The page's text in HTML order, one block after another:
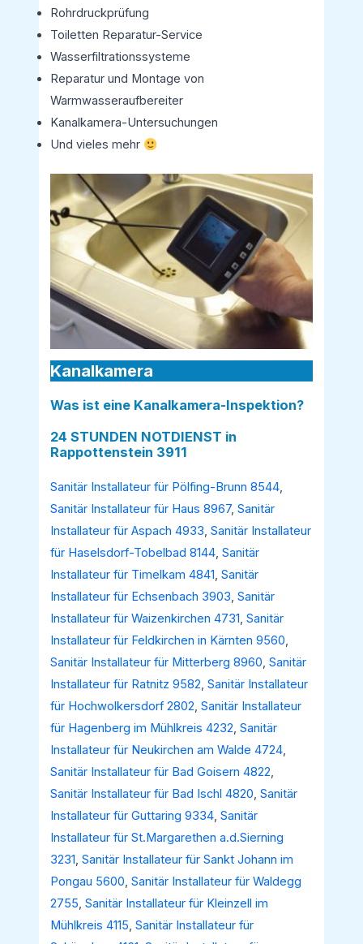
Rohrdruckprüfung
Toiletten Reparatur-Service
Wasserfiltrationssysteme
Reparatur und Montage von
Warmwasseraufbereiter
Kanalkamera-Untersuchungen
Und vieles mehr
Kanalkamera
Was ist eine Kanalkamera-Inspektion?
24 STUNDEN NOTDIENST in
Rappottenstein 3911
Sanitär Installateur für Pölfing-Brunn 8544,
Sanitär Installateur für Haus 8967,Sanitär
Installateur für Aspach 4933,Sanitär Installateur
für Haselsdorf-Tobelbad 8144,Sanitär
Installateur für Timelkam 4841,Sanitär
Installateur für Echsenbach 3903,Sanitär
Installateur für Waizenkirchen 4731,Sanitär
Installateur für Feldkirchen in Kärnten 9560,
Sanitär Installateur für Mitterberg 8960,Sanitär
Installateur für Ratnitz 9582,Sanitär Installateur
für Hochwolkersdorf 2802,Sanitär Installateur
für Hagenberg im Mühlkreis 4232,Sanitär
Installateur für Neukirchen am Walde 4724,
Sanitär Installateur für Bad Goisern 4822,
Sanitär Installateur für Bad Ischl 4820,Sanitär
Installateur für Guttaring 9334,Sanitär
Installateur für St.Margarethen a.d.Sierning
3231,Sanitär Installateur für Sankt Johann im
Pongau 5600,Sanitär Installateur für Waldegg
2755,Sanitär Installateur für Kleinzell im
Mühlkreis 4115,Sanitär Installateur für